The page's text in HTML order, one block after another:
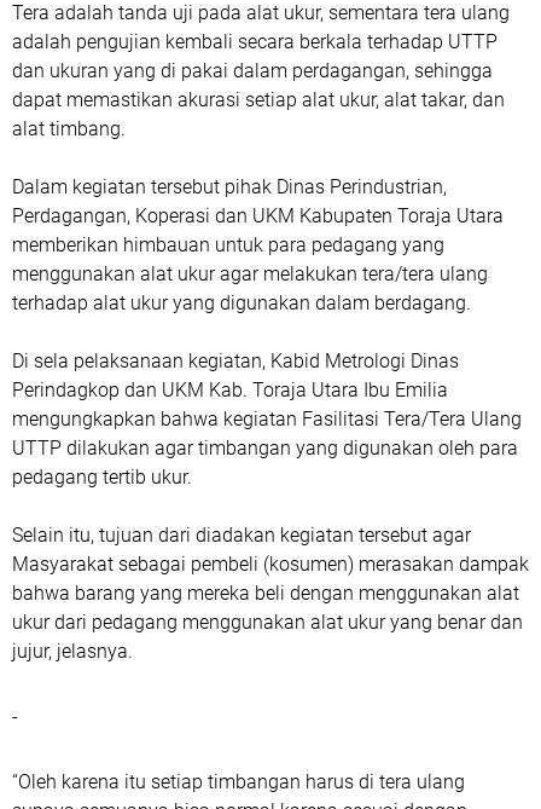
Tera adalah tanda uji pada alat ukur, sementara tera ulang
adalah pengujian kembali secara berkala terhadap UTTP
dan ukuran yang di pakai dalam perdagangan, sehingga
dapat memastikan akurasi setiap alat ukur, alat takar, dan
alat timbang.
Dalam kegiatan tersebut pihak Dinas Perindustrian,
Perdagangan, Koperasi dan UKM Kabupaten Toraja Utara
memberikan himbauan untuk para pedagang yang
menggunakan alat ukur agar melakukan tera/tera ulang
terhadap alat ukur yang digunakan dalam berdagang.
Di sela pelaksanaan kegiatan, Kabid Metrologi Dinas
Perindagkop dan UKM Kab. Toraja Utara Ibu Emilia
mengungkapkan bahwa kegiatan Fasilitasi Tera/Tera Ulang
UTTP dilakukan agar timbangan yang digunakan oleh para
pedagang tertib ukur.
Selain itu, tujuan dari diadakan kegiatan tersebut agar
Masyarakat sebagai pembeli (kosumen) merasakan dampak
bahwa barang yang mereka beli dengan menggunakan alat
ukur dari pedagang menggunakan alat ukur yang benar dan
jujur, jelasnya.
-
“Oleh karena itu setiap timbangan harus di tera ulang